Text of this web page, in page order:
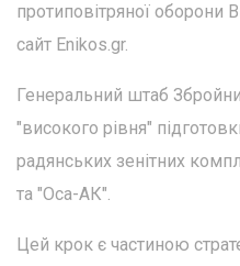
протиповітряної оборони
сайт Enikos.gr.
Генеральний штаб
"високого рівня"
радянських зенітних
та "Оса-АК".
Цей крок є частиною